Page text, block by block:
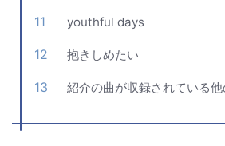
youthful days
抱きしめたい
紹介の曲が収録されている